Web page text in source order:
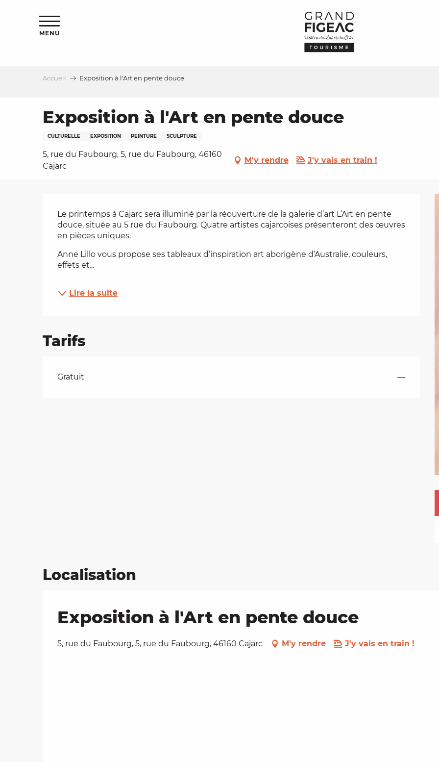
MENU
Accueil Exposition à l'Art en pente douce
Exposition à l'Art en pente douce
CULTURELLE EXPOSITION PEINTURE SCULPTURE
5, rue du Faubourg, 5, rue du Faubourg, 46160
Cajarc
M'y rendre J'y vais en train !
Description
Le printemps à Cajarc sera illuminé par la réouverture de la galerie d’art L’Art en pente
douce, située au 5 rue du Faubourg. Quatre artistes cajarcoises présenteront des œuvres
en pièces uniques.
Anne Lillo vous propose ses tableaux d’inspiration art aborigène d’Australie, couleurs,
effets et...
Lire la suite
Tarifs
Tarifs 2026
Gratuit —
Localisation
Exposition à l'Art en pente douce
5, rue du Faubourg, 5, rue du Faubourg, 46160 Cajarc M'y rendre J'y vais en train !